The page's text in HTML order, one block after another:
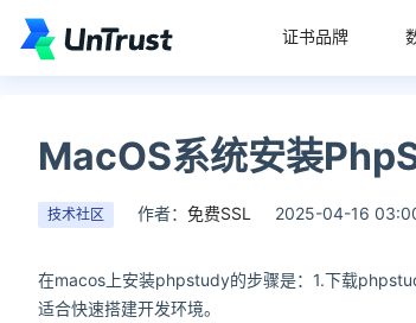
证书品牌
MacOS系统安装
技术社区 作者： 免费SSL 2025-04-16
在macos上安装phpstudy的步骤是：1.下载
适合快速搭建开发环境。